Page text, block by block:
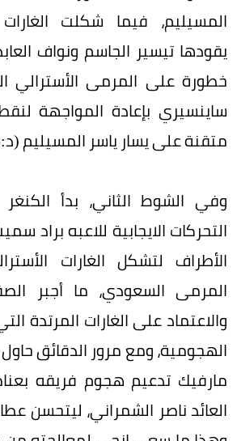
المسيليم، فيما شكلت
يقودها تيسير الجاسم ونواف
خطورة على المرمى الأسترالي
ساينسيري بإعادة المواجهة
متقنة على يسار ياسر المسيليم (د:45).
وفي الشوط الثاني، بدأ
التحركات الايجابية للاعبه براد
الأطراف لتشكل الغارات
المرمى السعودي، ما أجبر
والاعتماد على الغارات المرتدة
الهجومية، ومع مرور الدقائق
مارفيك تدعيم هجوم فريقه
العائد ناصر الشمراني، ليتحسن